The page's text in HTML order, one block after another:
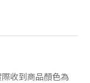
收到商品顏色為